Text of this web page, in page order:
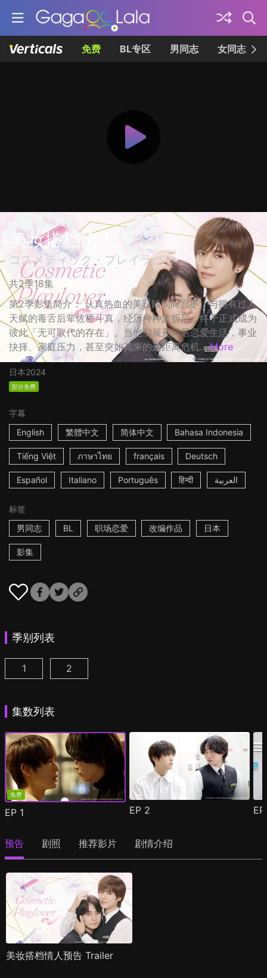
免费 BL专区 男同志 女同志
美妆搭档情人
コスメティック・プレイラバー
共2季18集
第2季影集简介： 认真热血的美容顾问间宫枣，与拥有过人
天赋的毒舌后辈佐桥斗真，经历种种波折后，终于正式成为
彼此「无可取代的存在」。当他们展开同居恋爱生活，事业
抉择、家庭压力，甚至突如其来的远距离危机... More
日本2024
部分免费
字幕
English
繁體中文 简体中文 Bahasa Indonesia
Tiếng Việt ภาษาไทย français Deutsch
Español Italiano Português हिन्दी العربية
标签
男同志
BL 职场恋爱 改编作品 日本
影集
季别列表
美妆搭档情人 第1集
1 美妆搭档情人 第2季 第1集
2
集数列表
免费
EP 1 EP 2
预告 剧照 推荐影片 剧情介绍
美妆搭档情人预告 Trailer